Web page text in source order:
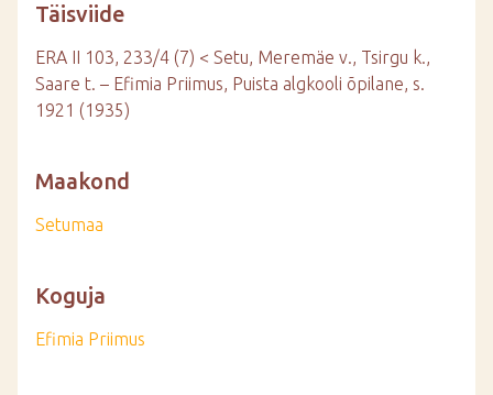
Täisviide
ERA II 103, 233/4 (7) < Setu, Meremäe v., Tsirgu k.,
Saare t. – Efimia Priimus, Puista algkooli õpilane, s.
1921 (1935)
Maakond
Setumaa
Koguja
Efimia Priimus